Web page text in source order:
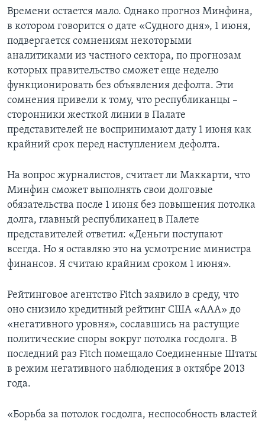
Времени остается мало. Однако прогноз Минфина,
в котором говорится о дате «Судного дня», 1 июня,
подвергается сомнениям некоторыми
аналитиками из частного сектора, по прогнозам
которых правительство сможет еще неделю
функционировать без объявления дефолта. Эти
сомнения привели к тому, что республиканцы –
сторонники жесткой линии в Палате
представителей не воспринимают дату 1 июня как
крайний срок перед наступлением дефолта.
На вопрос журналистов, считает ли Маккарти, что
Минфин сможет выполнять свои долговые
обязательства после 1 июня без повышения потолка
долга, главный республиканец в Палете
представителей ответил: «Деньги поступают
всегда. Но я оставляю это на усмотрение министра
финансов. Я считаю крайним сроком 1 июня».
Рейтинговое агентство Fitch заявило в среду, что
оно снизило кредитный рейтинг США «ААА» до
«негативного уровня», сославшись на растущие
политические споры вокруг потолка госдолга. В
последний раз Fitch помещало Соединенные Штаты
в режим негативного наблюдения в октябре 2013
года.
«Борьба за потолок госдолга, неспособность властей